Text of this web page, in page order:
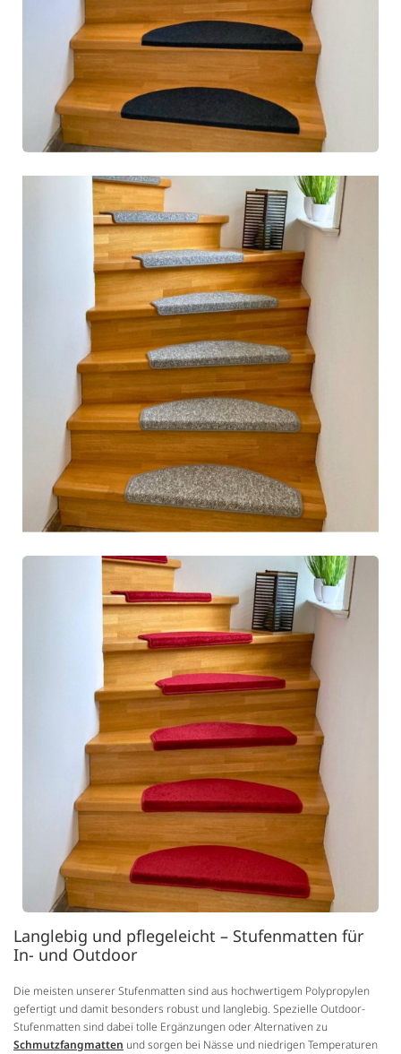
Langlebig und pflegeleicht – Stufenmatten für
In- und Outdoor
Die meisten unserer Stufenmatten sind aus hochwertigem Polypropylen
gefertigt und damit besonders robust und langlebig. Spezielle Outdoor-
Stufenmatten sind dabei tolle Ergänzungen oder Alternativen zu
Schmutzfangmatten und sorgen bei Nässe und niedrigen Temperaturen